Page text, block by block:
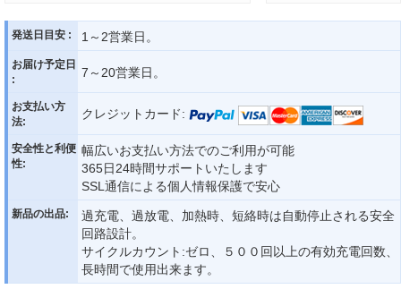
発送日目安 : 1～2営業日。
お届け予定日
:
7～20営業日。
お支払い方
法:
クレジットカード:
安全性と利便
性:
幅広いお支払い方法でのご利用が可能
365日24時間サポートいたします
SSL通信による個人情報保護で安心
新品の出品:
過充電、過放電、加熱時、短絡時は自動停止される安全
回路設計。
サイクルカウント:ゼロ、５００回以上の有効充電回数、
長時間で使用出来ます。